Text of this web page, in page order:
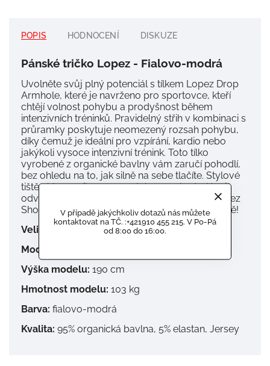
V případě jakýchkoliv dotazů nás můžete
kontaktovat na TČ. :+421910 455 215. V Po-Pá
od 8:00 do 16:00.
POPIS HODNOCENÍ DISKUZE
Pánské tričko Lopez - Fialovo-modrá
Uvolněte svůj plný potenciál s tílkem Lopez Drop
Armhole, které je navrženo pro sportovce, kteří
chtějí volnost pohybu a prodyšnost během
intenzivních tréninků. Pravidelný střih v kombinaci s
průramky poskytuje neomezený rozsah pohybu,
díky čemuž je ideální pro vzpírání, kardio nebo
jakýkoli vysoce intenzivní trénink. Toto tílko
vyrobené z organické bavlny vám zaručí pohodlí,
bez ohledu na to, jak silně na sebe tlačíte. Stylové
tištěné logo a ikony na zadním panelu dodávají
odvážný nádech as odpovídajícími kraťasy Lopez
Short se budete cítit pohodlně a zároveň stylově!
Velikost a střih
Model má na sobě:
Výška modelu: 190 cm
Hmotnost modelu: 103 kg
Barva: fialovo-modrá
Kvalita: 95% organická bavlna, 5% elastan, Jersey